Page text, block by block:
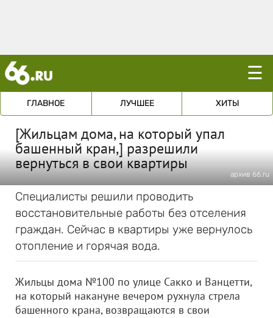
☰
ГЛАВНОЕ ЛУЧШЕЕ ХИТЫ
[Жильцам дома, на который упал
башенный кран,] разрешили
вернуться в свои квартиры
архив 66.ru
Специалисты решили проводить
восстановительные работы без отселения
граждан. Сейчас в квартиры уже вернулось
отопление и горячая вода.
Жильцы дома №100 по улице Сакко и Ванцетти,
на который накануне вечером рухнула стрела
башенного крана, возвращаются в свои